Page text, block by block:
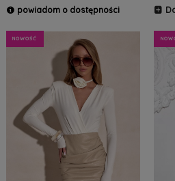
powiadom o dostępności
NOWOŚĆ